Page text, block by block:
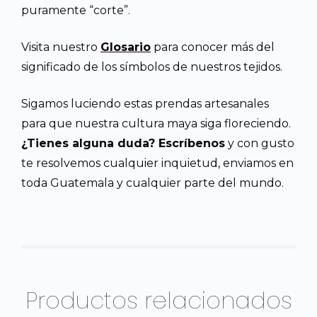
puramente “corte”.
Visita nuestro Glosario para conocer más del
significado de los símbolos de nuestros tejidos.
Sigamos luciendo estas prendas artesanales
para que nuestra cultura maya siga floreciendo.
¿Tienes alguna duda? Escríbenos y con gusto
te resolvemos cualquier inquietud, enviamos en
toda Guatemala y cualquier parte del mundo.
Productos relacionados